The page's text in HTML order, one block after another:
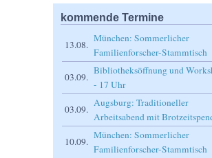
kommende Termine
13.08.
München: Sommerlicher
Familienforscher-Stammtisch
03.09.
Bibliotheksöffnung und
- 17 Uhr
03.09.
Augsburg: Traditioneller
Arbeitsabend mit
10.09.
München: Sommerlicher
Familienforscher-Stammtisch